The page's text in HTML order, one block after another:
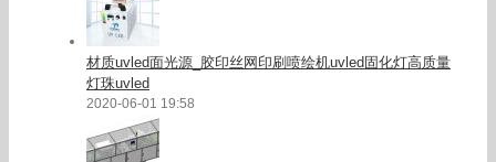
材质uvled面光源_胶印丝网印刷喷绘机uvled固化灯高质量
灯珠uvled
2020-06-01 19:58